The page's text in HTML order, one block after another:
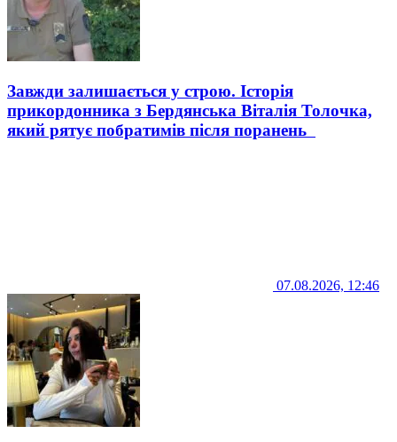
Завжди залишається у строю. Історія
прикордонника з Бердянська Віталія Толочка,
який рятує побратимів після поранень
07.08.2026, 12:46